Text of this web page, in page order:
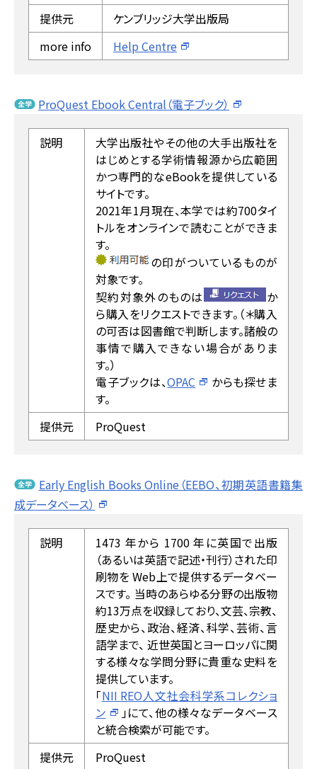
提供元
ケンブリッジ大学出版局
more info
Help Centre
ProQuest Ebook Central（電子ブック）
説明
大学出版社やその他の大手出版社を
はじめとする学術情報源から広範囲
かつ専門的なeBookを提供している
サイトです。
2021年1月現在、本学では約700タイ
トルをオンラインで読むことができま
す。
の印がついているものが
対象です。
契約対象外のものは
か
ら購入をリクエストできます。（＊購入
の可否は図書館で判断します。諸般の
事情で購入できない場合がありま
す。）
電子ブックは、OPAC
からも探せま
す。
提供元
ProQuest
Early English Books Online（EEBO、初期英語書籍集
成データベース）
説明
1473 年から 1700 年に英国で出版
（あるいは英語で記述・刊行）された印
刷物を Web上で提供するデータベー
スです。 当時のあらゆる分野の出版物
約13万点を収録しており、文芸、宗教、
歴史から、政治、経済、科学、芸術、言
語学まで、 近世英国とヨーロッパに関
する様々な学問分野に貴重な史料を
提供しています。
「NII REO人文社会科学系コレクショ
ン
」にて、他の様々なデータベース
と統合検索が可能です。
提供元
ProQuest